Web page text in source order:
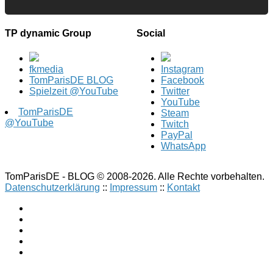
TP dynamic Group
fkmedia
TomParisDE BLOG
Spielzeit @YouTube
TomParisDE
@YouTube
Social
Instagram
Facebook
Twitter
YouTube
Steam
Twitch
PayPal
WhatsApp
TomParisDE - BLOG © 2008-2026. Alle Rechte vorbehalten.
Datenschutzerklärung :: Impressum :: Kontakt